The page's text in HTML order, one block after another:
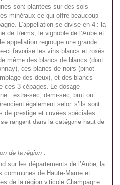
sont plantées sur des sols
minéraux ce qui offre beaucoup
L’appellation se divise en 4 : la
de Reims, le vignoble de l’Aube et
appellation regroupe une grande
ci favorise les vins blancs et rosés
même des blancs de blancs (dont
des blancs de noirs (pinot
des deux), et des blancs
ces 3 cépages. Le dosage
: extra-sec, demi-sec, brut ou
également selon s’ils sont
de prestige et cuvées spéciales
rangent dans la catégorie haut de
de la région :
sur les départements de l’Aube, la
communes de Haute-Marne et
de la région viticole Champagne